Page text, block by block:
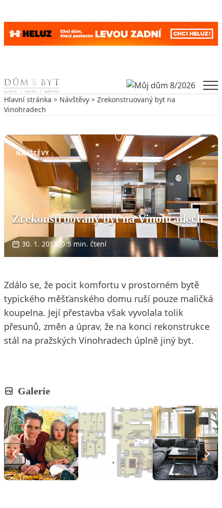
Skip to content
Hlavní stránka > Návštěvy > Zrekonstruovaný byt na
Vinohradech
NÁVŠTĚVY
Zrekonstruovaný byt na Vinohradech
30. 1. 2013 5 min. čtení
Zdálo se, že pocit komfortu v prostorném bytě
typického měšťanského domu ruší pouze maličká
koupelna. Její přestavba však vyvolala tolik
přesunů, změn a úprav, že na konci rekonstrukce
stál na pražských Vinohradech úplně jiný byt.
Galerie